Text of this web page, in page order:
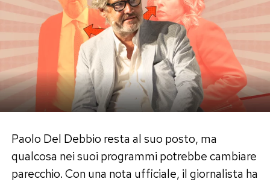
Paolo Del Debbio resta al suo posto, ma
qualcosa nei suoi programmi potrebbe cambiare
parecchio. Con una nota ufficiale, il giornalista ha